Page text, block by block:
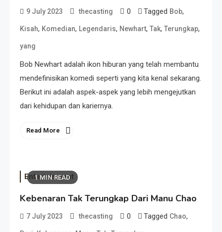
9 July 2023 thecasting 0 Tagged Bob,
Kisah, Komedian, Legendaris, Newhart, Tak, Terungkap,
yang
Bob Newhart adalah ikon hiburan yang telah membantu
mendefinisikan komedi seperti yang kita kenal sekarang.
Berikut ini adalah aspek-aspek yang lebih mengejutkan
dari kehidupan dan kariernya.
Read More
1 MIN READ
Entertainment
Kebenaran Tak Terungkap Dari Manu Chao
7 July 2023 thecasting 0 Tagged Chao,